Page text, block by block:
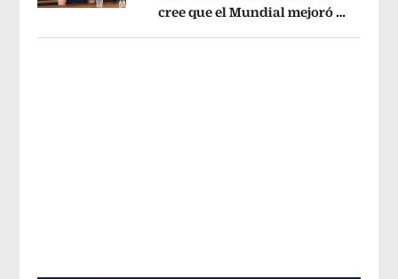
Opens in new windowcree que el Mundial mejoró la